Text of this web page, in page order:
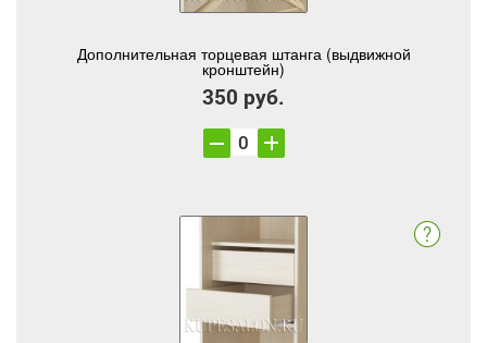
Дополнительная торцевая штанга (выдвижной
кронштейн)
350 руб.